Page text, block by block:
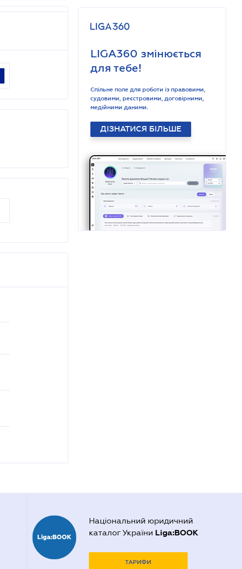
LIGA360 змінюється
для тебе!
Спільне поле для роботи із правовими,
судовими, реєстровими, договірними,
медійними даними.
ДІЗНАТИСЯ БІЛЬШЕ
Національний юридичний
каталог України Liga:BOOK
ТАРИФИ